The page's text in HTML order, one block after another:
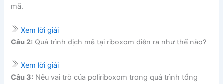
mã.
Xem lời giải
Câu 2: Quá trình dịch mã tại riboxom diễn ra như thế nào?
Xem lời giải
Câu 3: Nêu vai trò của poliriboxom trong quá trình tổng